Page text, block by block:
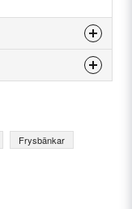
(0-+75mm)
Frysbänkar